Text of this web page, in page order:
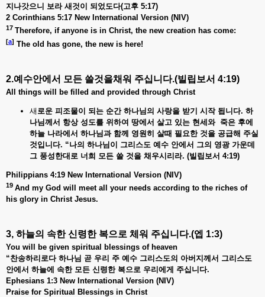
지나갓으니 보라 새것이 되었도다(고후 5:17)
2 Corinthians 5:17 New International Version (NIV)
17 Therefore, if anyone is in Christ, the new creation has come:
[a] The old has gone, the new is here!
2.예수안에서 모든 쓸것을채워 주십니다.(빌립보서 4:19)
All things will be filled and provided through Christ
새 로운 피조물이 되는 순간 하나님의 사랑을 받기 시작 됩니다. 하
나님께서 항상 성도를 위하여 땅에서 살고 있는 현세와 죽은 후에
하늘 나라에서 하나님과 함께 영원히 살때 필요한 것을 공급해 주실
것입니다. “나의 하나님이 그리스도 예수 안에서 그의 영광 가운데
그 풍성한대로 너희 모든 쓸 것을 채우시리라. (빌립보서 4:19)
Philippians 4:19 New International Version (NIV)
19 And my God will meet all your needs according to the riches of
his glory in Christ Jesus.
3, 하늘의 속한 신령한 복으로 체워 주십니다.(엡 1:3)
You will be given spiritual blessings of heaven
“찬송하리로다 하나님 곧 우리 주 예수 그리스도의 아버지께서 그리스도
안에서 하늘에 속한 모든 신령한 복으로 우리에게 주십니다.
Ephesians 1:3 New International Version (NIV)
Praise for Spiritual Blessings in Christ